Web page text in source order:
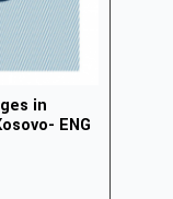
in
ENG